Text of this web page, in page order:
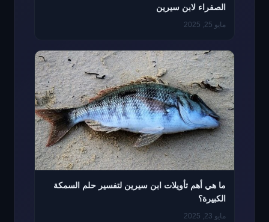
الصفراء لابن سيرين
مايو 25, 2025
ما هي أهم تأويلات ابن سيرين لتفسير حلم السمكة
الكبيرة؟
مايو 23, 2025